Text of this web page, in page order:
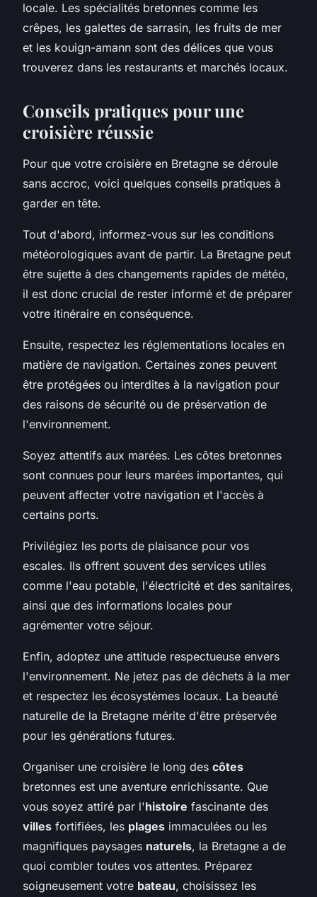
locale. Les spécialités bretonnes comme les
crêpes, les galettes de sarrasin, les fruits de mer
et les kouign-amann sont des délices que vous
trouverez dans les restaurants et marchés locaux.
Conseils pratiques pour une
croisière réussie
Pour que votre croisière en Bretagne se déroule
sans accroc, voici quelques conseils pratiques à
garder en tête.
Tout d'abord, informez-vous sur les conditions
météorologiques avant de partir. La Bretagne peut
être sujette à des changements rapides de météo,
il est donc crucial de rester informé et de préparer
votre itinéraire en conséquence.
Ensuite, respectez les réglementations locales en
matière de navigation. Certaines zones peuvent
être protégées ou interdites à la navigation pour
des raisons de sécurité ou de préservation de
l'environnement.
Soyez attentifs aux marées. Les côtes bretonnes
sont connues pour leurs marées importantes, qui
peuvent affecter votre navigation et l'accès à
certains ports.
Privilégiez les ports de plaisance pour vos
escales. Ils offrent souvent des services utiles
comme l'eau potable, l'électricité et des sanitaires,
ainsi que des informations locales pour
agrémenter votre séjour.
Enfin, adoptez une attitude respectueuse envers
l'environnement. Ne jetez pas de déchets à la mer
et respectez les écosystèmes locaux. La beauté
naturelle de la Bretagne mérite d'être préservée
pour les générations futures.
Organiser une croisière le long des côtes
bretonnes est une aventure enrichissante. Que
vous soyez attiré par l'histoire fascinante des
villes fortifiées, les plages immaculées ou les
magnifiques paysages naturels, la Bretagne a de
quoi combler toutes vos attentes. Préparez
soigneusement votre bateau, choisissez les